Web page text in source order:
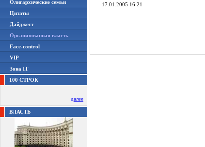
Олигархические семьи
Цитаты
Дайджест
Организованная власть
Face-control
VIP
Зона IT
100 СТРОК
далее
ВЛАСТЬ
17.01.2005 16:21